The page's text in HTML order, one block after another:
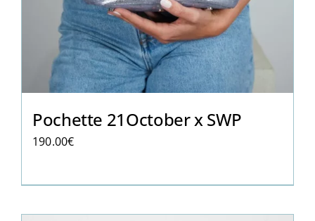
Pochette 21October x SWP
190.00€